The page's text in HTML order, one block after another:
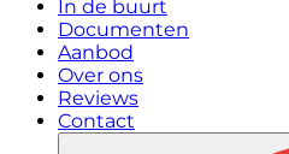
In de buurt
Documenten
Aanbod
Over ons
Reviews
Contact